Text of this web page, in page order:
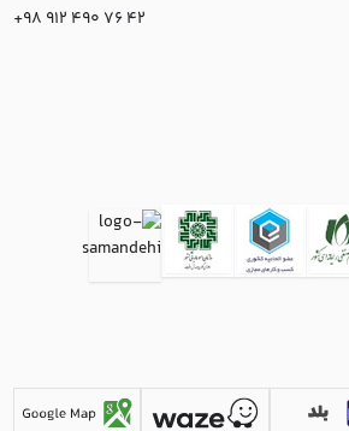
+98 912 490 76 42